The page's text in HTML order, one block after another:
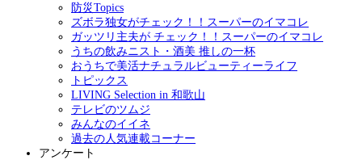
防災Topics
ズボラ独女がチェック！！スーパーのイマコレ
ガッツリ主夫が チェック！！スーパーのイマコレ
うちの飲みニスト・酒美 推しの一杯
おうちで美活ナチュラルビューティーライフ
トピックス
LIVING Selection in 和歌山
テレビのツムジ
みんなのイイネ
過去の人気連載コーナー
アンケート